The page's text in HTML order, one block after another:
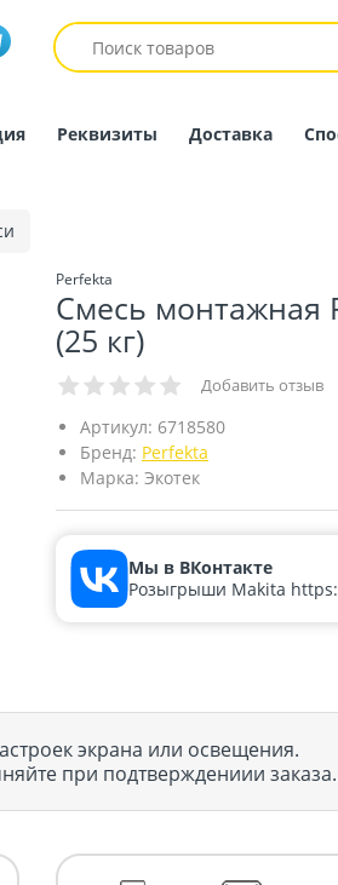
Реквизиты Доставка
Perfekta
Смесь монтажная
(25 кг)
Добавить отзыв
Артикул: 6718580
Бренд: Perfekta
Марка: Экотек
Мы в ВКонтакте
Розыгрыши Makita
экрана или освещения.
при подтверждениии заказа.